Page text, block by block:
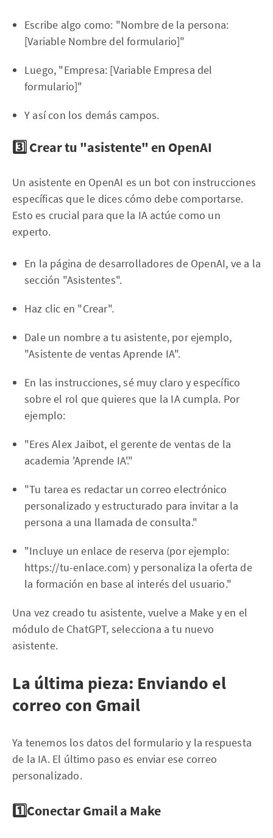
Escribe algo como: "Nombre de la persona:
[Variable Nombre del formulario]"
Luego, "Empresa: [Variable Empresa del
formulario]"
Y así con los demás campos.
3️⃣ Crear tu "asistente" en OpenAI
Un asistente en OpenAI es un bot con instrucciones
específicas que le dices cómo debe comportarse.
Esto es crucial para que la IA actúe como un
experto.
En la página de desarrolladores de OpenAI, ve a la
sección "Asistentes".
Haz clic en "Crear".
Dale un nombre a tu asistente, por ejemplo,
"Asistente de ventas Aprende IA".
En las instrucciones, sé muy claro y específico
sobre el rol que quieres que la IA cumpla. Por
ejemplo:
"Eres Alex Jaibot, el gerente de ventas de la
academia 'Aprende IA'."
"Tu tarea es redactar un correo electrónico
personalizado y estructurado para invitar a la
persona a una llamada de consulta."
"Incluye un enlace de reserva (por ejemplo:
https://tu-enlace.com) y personaliza la oferta de
la formación en base al interés del usuario."
Una vez creado tu asistente, vuelve a Make y en el
módulo de ChatGPT, selecciona a tu nuevo
asistente.
La última pieza: Enviando el
correo con Gmail
Ya tenemos los datos del formulario y la respuesta
de la IA. El último paso es enviar ese correo
personalizado.
1️⃣Conectar Gmail a Make